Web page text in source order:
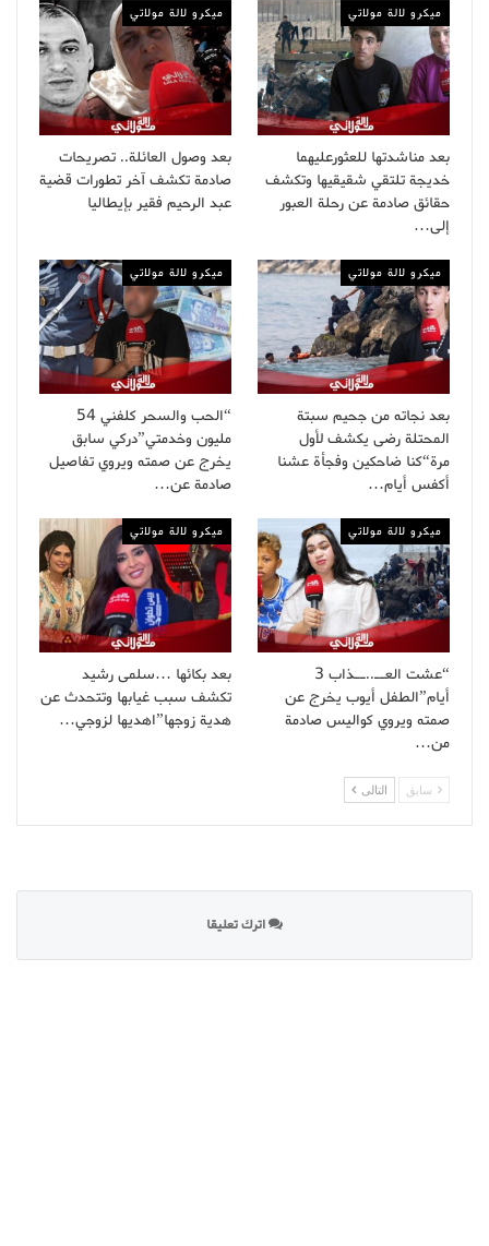
ميكرو لالة مولاتي
بعد مناشدتها للعثورعليهما
خديجة تلتقي شقيقيها وتكشف
حقائق صادمة عن رحلة العبور
إلى…
ميكرو لالة مولاتي
بعد وصول العائلة.. تصريحات
صادمة تكشف آخر تطورات قضية
عبد الرحيم فقير بإيطاليا
ميكرو لالة مولاتي
بعد نجاته من جحيم سبتة
المحتلة رضى يكشف لأول
مرة“كنا ضاحكين وفجأة عشنا
أكفس أيام…
ميكرو لالة مولاتي
“الحب والسحر كلفني 54
مليون وخدمتي”دركي سابق
يخرج عن صمته ويروي تفاصيل
صادمة عن…
ميكرو لالة مولاتي
“عشت العــ..ــذاب 3
أيام”الطفل أيوب يخرج عن
صمته ويروي كواليس صادمة
من…
ميكرو لالة مولاتي
بعد بكائها …سلمى رشيد
تكشف سبب غيابها وتتحدث عن
هدية زوجها”اهديها لزوجي…
سابق التالى
اترك تعليقا